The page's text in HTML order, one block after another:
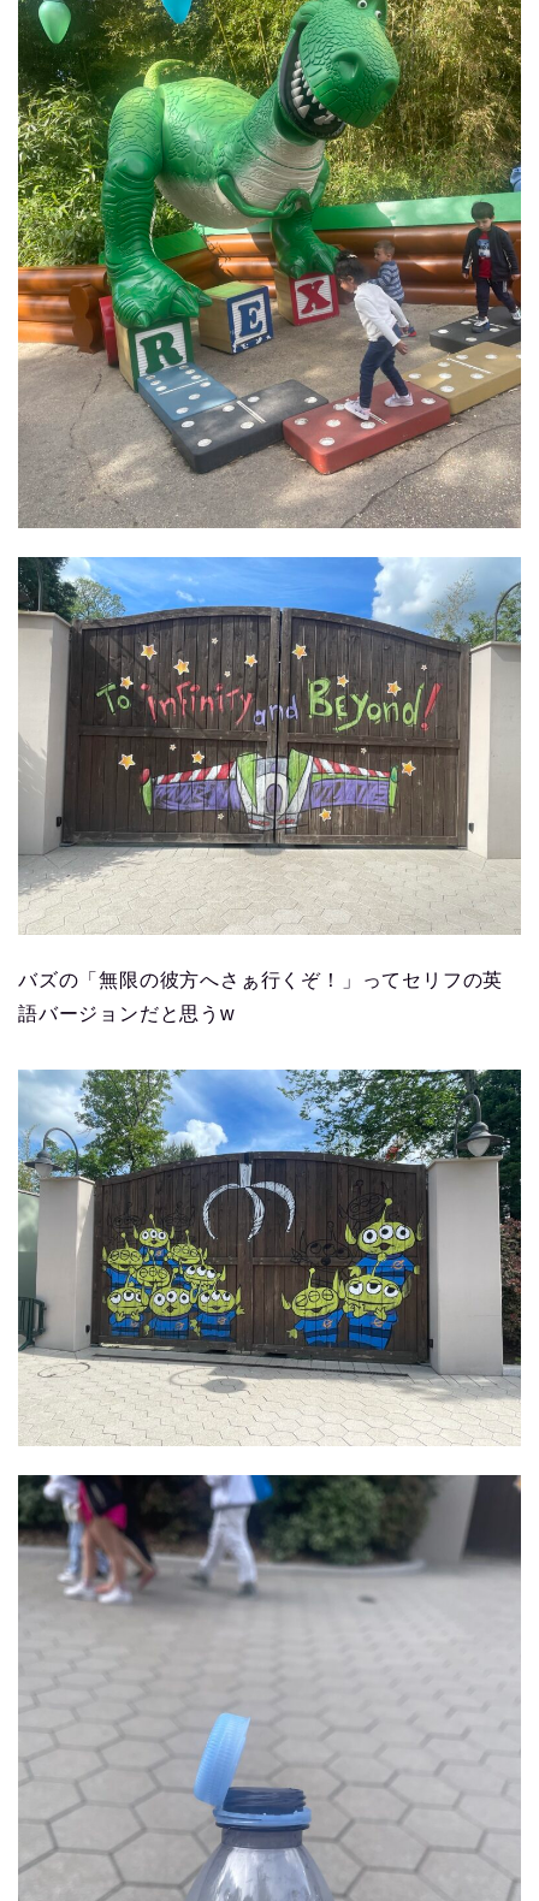
バズの「無限の彼方へさぁ行くぞ！」ってセリフの英
語バージョンだと思うw